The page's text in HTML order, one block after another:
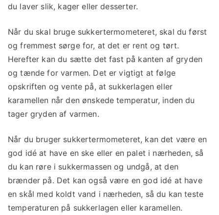
du laver slik, kager eller desserter.
Når du skal bruge sukkertermometeret, skal du først
og fremmest sørge for, at det er rent og tørt.
Herefter kan du sætte det fast på kanten af gryden
og tænde for varmen. Det er vigtigt at følge
opskriften og vente på, at sukkerlagen eller
karamellen når den ønskede temperatur, inden du
tager gryden af varmen.
Når du bruger sukkertermometeret, kan det være en
god idé at have en ske eller en palet i nærheden, så
du kan røre i sukkermassen og undgå, at den
brænder på. Det kan også være en god idé at have
en skål med koldt vand i nærheden, så du kan teste
temperaturen på sukkerlagen eller karamellen.